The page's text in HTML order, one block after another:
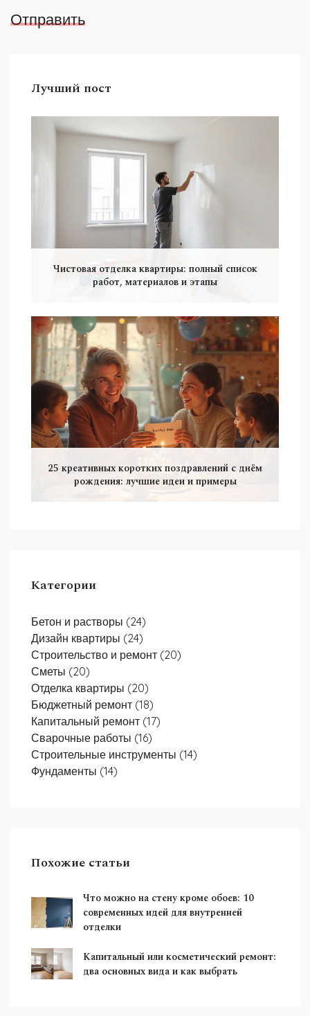
Отправить
Лучший пост
Чистовая отделка квартиры: полный список
работ, материалов и этапы
25 креативных коротких поздравлений с днём
рождения: лучшие идеи и примеры
Категории
Бетон и растворы (24)
Дизайн квартиры (24)
Строительство и ремонт (20)
Сметы (20)
Отделка квартиры (20)
Бюджетный ремонт (18)
Капитальный ремонт (17)
Сварочные работы (16)
Строительные инструменты (14)
Фундаменты (14)
Похожие статьи
Что можно на стену кроме обоев: 10
современных идей для внутренней
отделки
Капитальный или косметический ремонт:
два основных вида и как выбрать